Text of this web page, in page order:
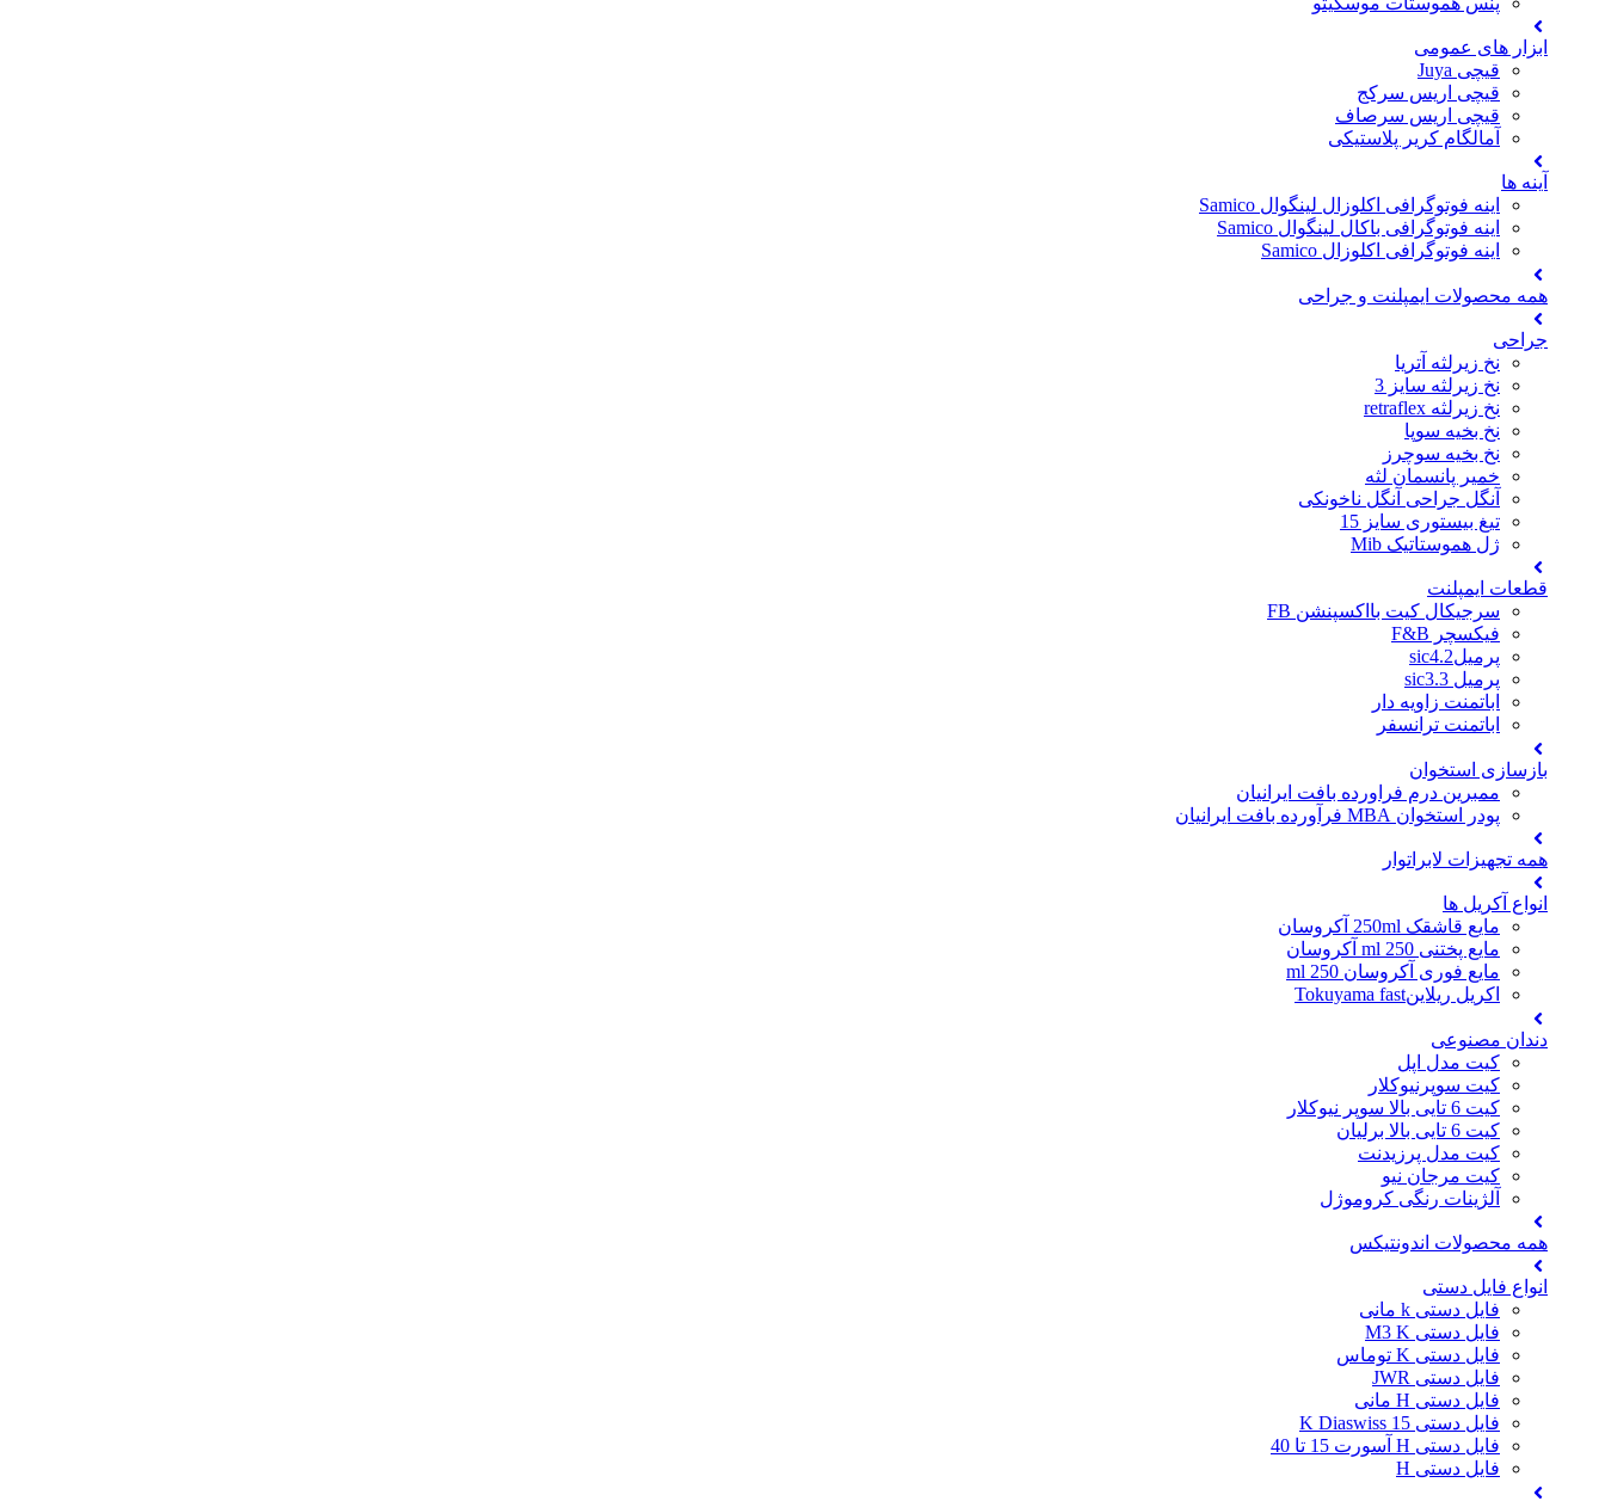
ابزار های عمومی
قیچی Juya
قیچی اریس سرکج
قیچی اریس سرصاف
آمالگام کریر پلاستیکی
آینه ها
اینه فوتوگرافی اکلوزال لینگوال Samico
اینه فوتوگرافی باکال لینگوال Samico
اینه فوتوگرافی اکلوزال Samico
همه محصولات ایمپلنت و جراحی
جراحی
نخ زیرلثه آتریا
نخ زیرلثه سایز 3
نخ زیرلثه retraflex
نخ بخیه سوپا
نخ بخیه سوچرز
خمیر پانسمان لثه
آنگل جراحی آنگل ناخونکی
تیغ بیستوری سایز 15
ژل هموستاتیک Mib
قطعات ایمپلنت
سرجیکال کیت بااکسپنشن FB
فیکسچر F&B
پرمیلsic4.2
پرمیل sic3.3
اباتمنت زاویه دار
اباتمنت ترانسفر
بازسازی استخوان
ممبرین درم فراورده بافت ایرانیان
پودر استخوان MBA فرآورده بافت ایرانیان
همه تجهیزات لابراتوار
انواع آکریل ها
مایع قاشقک 250ml آکروسان
مایع پختنی 250 ml آکروسان
مایع فوری آکروسان 250 ml
اکریل ریلاینTokuyama fast
دندان مصنوعی
کیت مدل اپل
کیت سوپرنیوکلار
کیت 6 تایی بالا سوپر نیوکلار
کیت 6 تایی بالا برلیان
کیت مدل پرزیدنت
کیت مرجان نیو
آلژینات رنگی کروموژل
همه محصولات اندونتیکس
انواع فایل دستی
فایل دستی k مانی
فایل دستی M3 K
فایل دستی K توماس
فایل دستی JWR
فایل دستی H مانی
فایل دستی 15 K Diaswiss
فایل دستی H آسورت 15 تا 40
فایل دستی H